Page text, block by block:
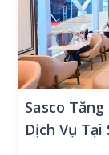
Sasco
Dịch Vụ